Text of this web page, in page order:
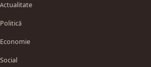
Actualitate
Politică
Economie
Social